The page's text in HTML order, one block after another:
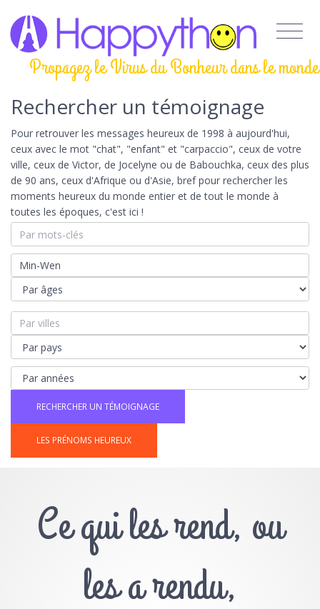
Propagez le Virus du Bonheur dans le monde
Rechercher un témoignage
Pour retrouver les messages heureux de 1998 à aujourd'hui,
ceux avec le mot "chat", "enfant" et "carpaccio", ceux de votre
ville, ceux de Victor, de Jocelyne ou de Babouchka, ceux des plus
de 90 ans, ceux d'Afrique ou d'Asie, bref pour rechercher les
moments heureux du monde entier et de tout le monde à
toutes les époques, c'est ici !
LES PRÉNOMS HEUREUX
Ce qui les rend, ou
les a rendu,